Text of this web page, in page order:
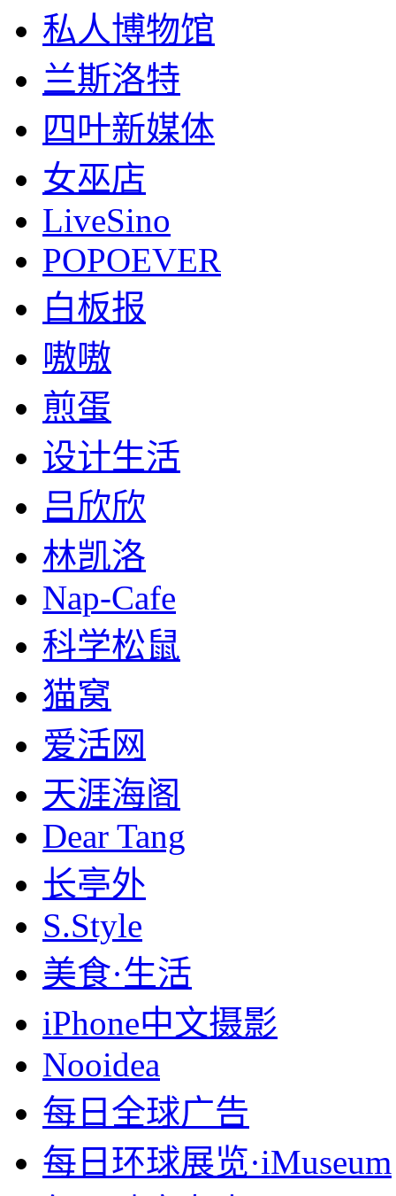
私人博物馆
兰斯洛特
四叶新媒体
女巫店
LiveSino
POPOEVER
白板报
嗷嗷
煎蛋
设计生活
吕欣欣
林凯洛
Nap-Cafe
科学松鼠
猫窝
爱活网
天涯海阁
Dear Tang
长亭外
S.Style
美食·生活
iPhone中文摄影
Nooidea
每日全球广告
每日环球展览·iMuseum